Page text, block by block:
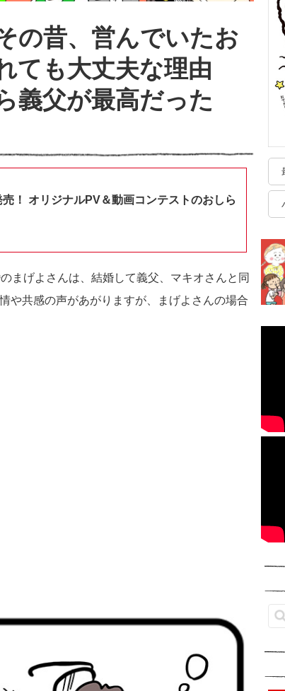
の昔、営んでいたお
ても大丈夫な理由
義父が最高だった
売！ オリジナルPV＆動画コンテストのおしら
まげよさんは、結婚して義父、マキオさんと同
や共感の声があがりますが、まげよさんの場合